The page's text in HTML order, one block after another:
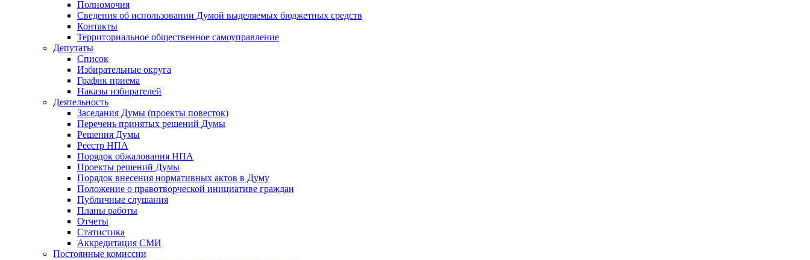
Полномочия
Сведения об использовании Думой выделяемых бюджетных средств
Контакты
Территориальное общественное самоуправление
Депутаты
Список
Избирательные округа
График приема
Наказы избирателей
Деятельность
Заседания Думы (проекты повесток)
Перечень принятых решений Думы
Решения Думы
Реестр НПА
Порядок обжалования НПА
Проекты решений Думы
Порядок внесения нормативных актов в Думу
Положение о правотворческой инициативе граждан
Публичные слушания
Планы работы
Отчеты
Статистика
Аккредитация СМИ
Постоянные комиссии